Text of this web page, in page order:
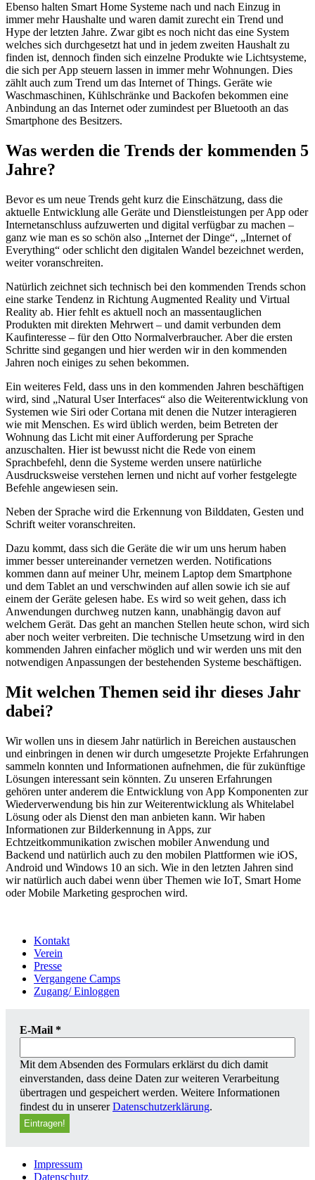
Ebenso halten Smart Home Systeme nach und nach Einzug in
immer mehr Haushalte und waren damit zurecht ein Trend und
Hype der letzten Jahre. Zwar gibt es noch nicht das eine System
welches sich durchgesetzt hat und in jedem zweiten Haushalt zu
finden ist, dennoch finden sich einzelne Produkte wie Lichtsysteme,
die sich per App steuern lassen in immer mehr Wohnungen. Dies
zählt auch zum Trend um das Internet of Things. Geräte wie
Waschmaschinen, Kühlschränke und Backofen bekommen eine
Anbindung an das Internet oder zumindest per Bluetooth an das
Smartphone des Besitzers.
Was werden die Trends der kommenden 5
Jahre?
Bevor es um neue Trends geht kurz die Einschätzung, dass die
aktuelle Entwicklung alle Geräte und Dienstleistungen per App oder
Internetanschluss aufzuwerten und digital verfügbar zu machen –
ganz wie man es so schön also „Internet der Dinge“, „Internet of
Everything“ oder schlicht den digitalen Wandel bezeichnet werden,
weiter voranschreiten.
Natürlich zeichnet sich technisch bei den kommenden Trends schon
eine starke Tendenz in Richtung Augmented Reality und Virtual
Reality ab. Hier fehlt es aktuell noch an massentauglichen
Produkten mit direkten Mehrwert – und damit verbunden dem
Kaufinteresse – für den Otto Normalverbraucher. Aber die ersten
Schritte sind gegangen und hier werden wir in den kommenden
Jahren noch einiges zu sehen bekommen.
Ein weiteres Feld, dass uns in den kommenden Jahren beschäftigen
wird, sind „Natural User Interfaces“ also die Weiterentwicklung von
Systemen wie Siri oder Cortana mit denen die Nutzer interagieren
wie mit Menschen. Es wird üblich werden, beim Betreten der
Wohnung das Licht mit einer Aufforderung per Sprache
anzuschalten. Hier ist bewusst nicht die Rede von einem
Sprachbefehl, denn die Systeme werden unsere natürliche
Ausdrucksweise verstehen lernen und nicht auf vorher festgelegte
Befehle angewiesen sein.
Neben der Sprache wird die Erkennung von Bilddaten, Gesten und
Schrift weiter voranschreiten.
Dazu kommt, dass sich die Geräte die wir um uns herum haben
immer besser untereinander vernetzen werden. Notifications
kommen dann auf meiner Uhr, meinem Laptop dem Smartphone
und dem Tablet an und verschwinden auf allen sowie ich sie auf
einem der Geräte gelesen habe. Es wird so weit gehen, dass ich
Anwendungen durchweg nutzen kann, unabhängig davon auf
welchem Gerät. Das geht an manchen Stellen heute schon, wird sich
aber noch weiter verbreiten. Die technische Umsetzung wird in den
kommenden Jahren einfacher möglich und wir werden uns mit den
notwendigen Anpassungen der bestehenden Systeme beschäftigen.
Mit welchen Themen seid ihr dieses Jahr
dabei?
Wir wollen uns in diesem Jahr natürlich in Bereichen austauschen
und einbringen in denen wir durch umgesetzte Projekte Erfahrungen
sammeln konnten und Informationen aufnehmen, die für zukünftige
Lösungen interessant sein könnten. Zu unseren Erfahrungen
gehören unter anderem die Entwicklung von App Komponenten zur
Wiederverwendung bis hin zur Weiterentwicklung als Whitelabel
Lösung oder als Dienst den man anbieten kann. Wir haben
Informationen zur Bilderkennung in Apps, zur
Echtzeitkommunikation zwischen mobiler Anwendung und
Backend und natürlich auch zu den mobilen Plattformen wie iOS,
Android und Windows 10 an sich. Wie in den letzten Jahren sind
wir natürlich auch dabei wenn über Themen wie IoT, Smart Home
oder Mobile Marketing gesprochen wird.
Kontakt
Verein
Presse
Vergangene Camps
Zugang/ Einloggen
E-Mail *
Mit dem Absenden des Formulars erklärst du dich damit
einverstanden, dass deine Daten zur weiteren Verarbeitung
übertragen und gespeichert werden. Weitere Informationen
findest du in unsererDatenschutzerklärung.
Impressum
Datenschutz